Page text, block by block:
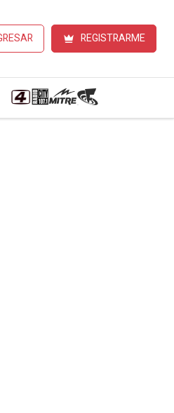
REGISTRARME